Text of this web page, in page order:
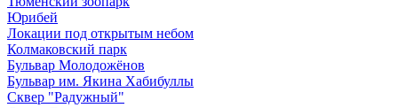
Юрибей
Локации под открытым небом
Колмаковский парк
Бульвар Молодожёнов
Бульвар им. Якина Хабибуллы
Сквер "Радужный"